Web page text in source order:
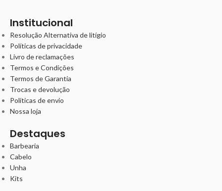
Institucional
Resolução Alternativa de litígio
Políticas de privacidade
Livro de reclamações
Termos e Condições
Termos de Garantia
Trocas e devolução
Políticas de envio
Nossa loja
Destaques
Barbearia
Cabelo
Unha
Kits